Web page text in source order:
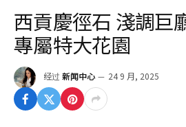
西貢慶徑石 淺調巨
專屬特大花園
经过 新闻中心 24 9 月, 2025